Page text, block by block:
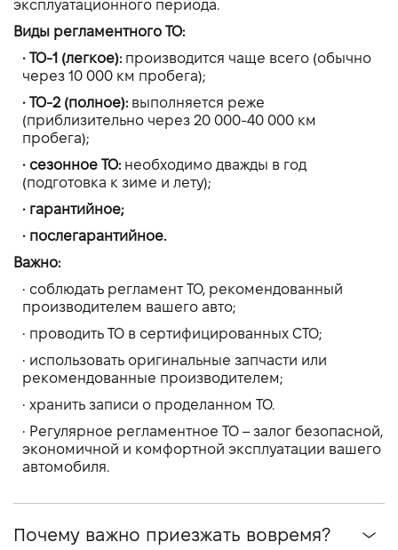
эксплуатационного периода.
Виды регламентного ТО:
• ТО-1 (легкое): производится чаще всего (обычно
через 10 000 км пробега);
• ТО-2 (полное): выполняется реже
(приблизительно через 20 000-40 000 км
пробега);
• сезонное ТО: необходимо дважды в год
(подготовка к зиме и лету);
• гарантийное;
• послегарантийное.
Важно:
• соблюдать регламент ТО, рекомендованный
производителем вашего авто;
• проводить ТО в сертифицированных СТО;
• использовать оригинальные запчасти или
рекомендованные производителем;
• хранить записи о проделанном ТО.
• Регулярное регламентное ТО – залог безопасной,
экономичной и комфортной эксплуатации вашего
автомобиля.
Почему важно приезжать вовремя?